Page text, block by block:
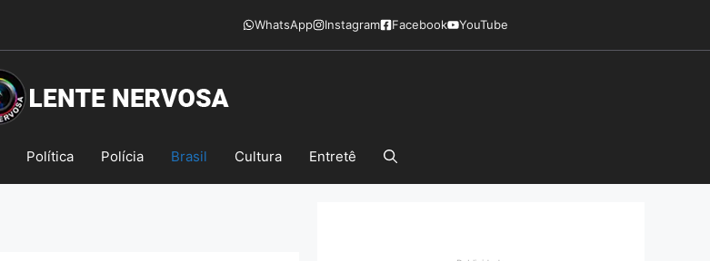
WhatsApp Instagram Facebook YouTube
Política Polícia Brasil Cultura Entretê